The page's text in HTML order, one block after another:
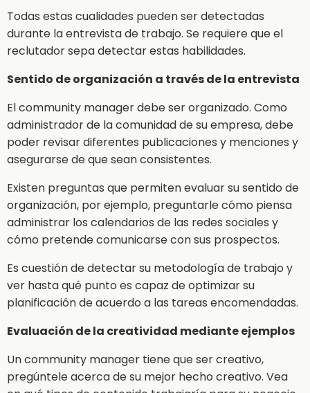
Todas estas cualidades pueden ser detectadas
durante la entrevista de trabajo. Se requiere que el
reclutador sepa detectar estas habilidades.
Sentido de organización a través de la entrevista
El community manager debe ser organizado. Como
administrador de la comunidad de su empresa, debe
poder revisar diferentes publicaciones y menciones y
asegurarse de que sean consistentes.
Existen preguntas que permiten evaluar su sentido de
organización, por ejemplo, preguntarle cómo piensa
administrar los calendarios de las redes sociales y
cómo pretende comunicarse con sus prospectos.
Es cuestión de detectar su metodología de trabajo y
ver hasta qué punto es capaz de optimizar su
planificación de acuerdo a las tareas encomendadas.
Evaluación de la creatividad mediante ejemplos
Un community manager tiene que ser creativo,
pregúntele acerca de su mejor hecho creativo. Vea